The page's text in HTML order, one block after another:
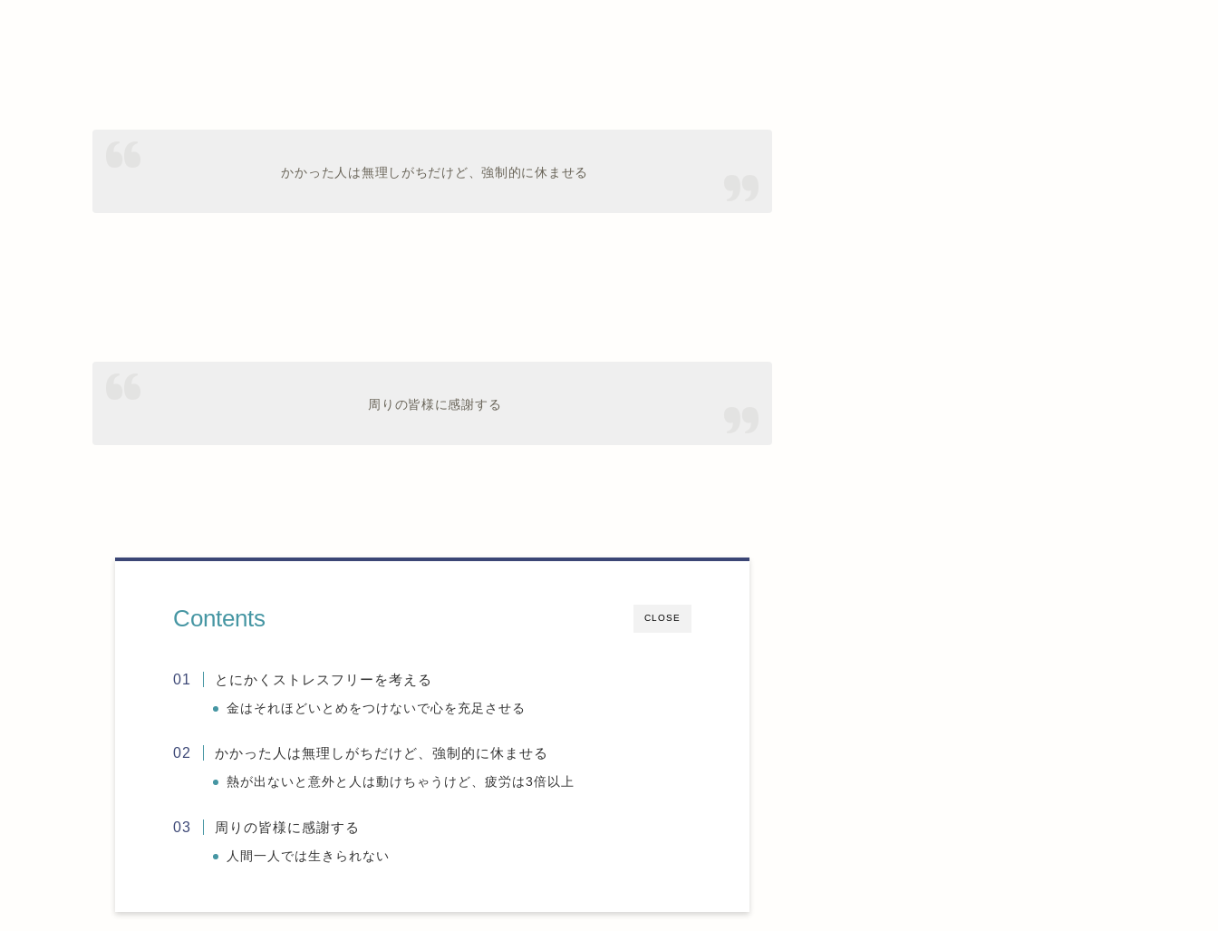
かかった人は無理しがちだけど、強制的に休ませる
周りの皆様に感謝する
CLOSE
Contents
とにかくストレスフリーを考える
金はそれほどいとめをつけないで心を充足させる
かかった人は無理しがちだけど、強制的に休ませる
熱が出ないと意外と人は動けちゃうけど、疲労は3倍以上
周りの皆様に感謝する
人間一人では生きられない